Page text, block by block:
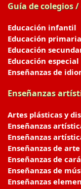
Guía de colegios
Educación infantil
Educación primaria
Educación
Educación especial
Enseñanzas de
Enseñanzas
Artes plásticas y
Enseñanzas
Enseñanzas
Enseñanzas de
Enseñanzas de
Enseñanzas de
Enseñanzas